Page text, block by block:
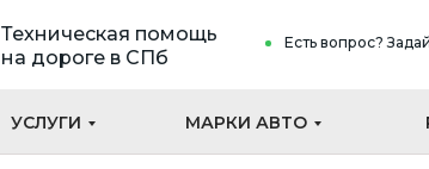
Есть вопрос?
УСЛУГИ МАРКИ АВТО
Техническая помощь
на дороге в СПб